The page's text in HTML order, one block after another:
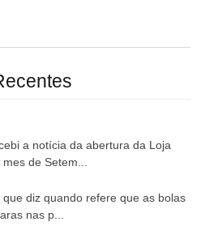
a notícia da abertura da Loja
de Setem...
diz quando refere que as bolas
nas p...